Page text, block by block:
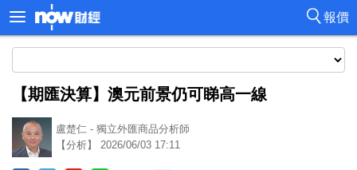
報價
【期匯決算】澳元前景仍可睇高一線
盧楚仁 - 獨立外匯商品分析師
【分析】 2026/06/03 17:11